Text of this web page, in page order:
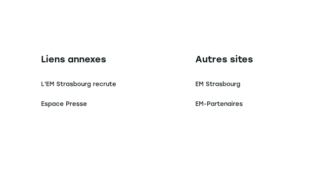
Navigation secondaire footer
Liens annexes
L'EM Strasbourg recrute
Espace Presse
Navigation tertiaire footer
Autres sites
EM Strasbourg
EM-Partenaires